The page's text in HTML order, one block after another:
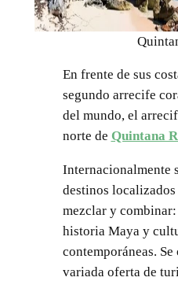
En frente de sus
segundo arrecife
del mundo, el
norte de Quintana
Internacionalmente
destinos
mezclar y
historia Maya y
contemporáneas.
variada oferta de